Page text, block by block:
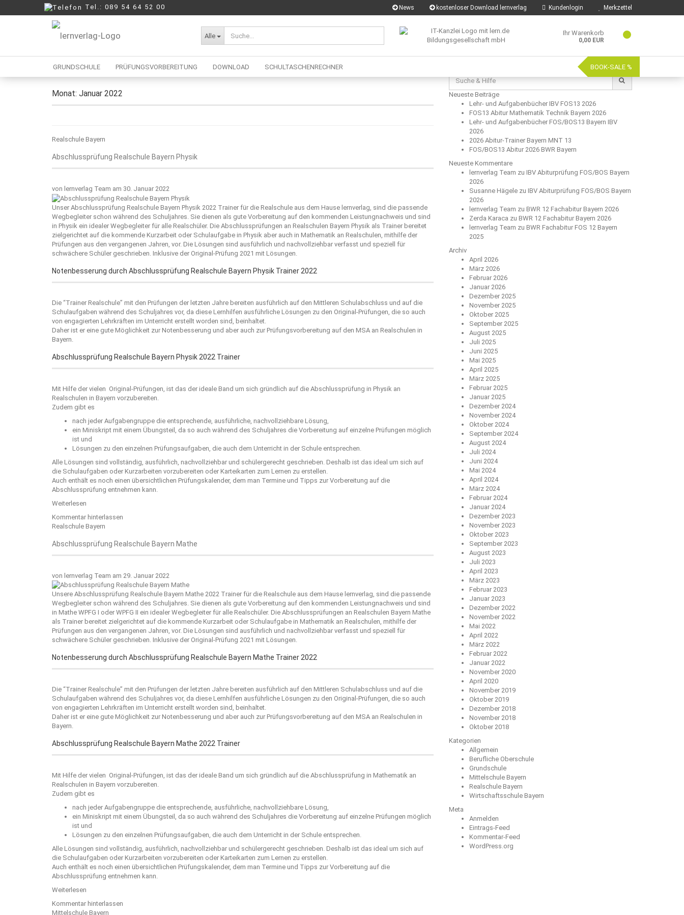
News kostenloser Download lernverlag Kundenlogin Merkzettel
Tel.: 089 54 64 52 00
Alle Ihr Warenkorb
0,00 EUR
GRUNDSCHULE PRÜFUNGSVORBEREITUNG
Berufliche Oberschule
DOWNLOAD SCHULTASCHENRECHNER BOOK-SALE %
lernverlag Blog
Monat: Januar 2022
Realschule Bayern
Abschlussprüfung Realschule Bayern Physik
von lernverlag Team am 30. Januar 2022
Unser Abschlussprüfung Realschule Bayern Physik 2022 Trainer für die Realschule aus dem Hause lernverlag , sind die passende
Wegbegleiter schon während des Schuljahres. Sie dienen als gute Vorbereitung auf den kommenden Leistungnachweis und sind
in Physik ein idealer Wegbegleiter für alle Realschüler. Die Abschlussprüfungen an Realschulen Bayern Physik als Trainer bereitet
zielgerichtet auf die kommende Kurzarbeit oder Schulaufgabe in Physik aber auch in Mathematik an Realschulen, mithilfe der
Prüfungen aus den vergangenen Jahren, vor. Die Lösungen sind ausführlich und nachvollziehbar verfasst und speziell für
schwächere Schüler geschrieben. Inklusive der Original-Prüfung 2021 mit Lösungen.
Notenbesserung durch Abschlussprüfung Realschule Bayern Physik Trainer 2022
Die “Trainer Realschule” mit den Prüfungen der letzten Jahre bereiten ausführlich auf den Mittleren Schulabschluss und auf die
Schulaufgaben während des Schuljahres vor, da diese Lernhilfen ausführliche Lösungen zu den Original-Prüfungen, die so auch
von engagierten Lehrkräften im Unterricht erstellt worden sind, beinhaltet.
Daher ist er eine gute Möglichkeit zur Notenbesserung und aber auch zur Prüfungsvorbereitung auf den MSA an Realschulen in
Bayern.
Abschlussprüfung Realschule Bayern Physik 2022 Trainer
Mit Hilfe der vielen Original-Prüfungen, ist das der ideale Band um sich gründlich auf die Abschlussprüfung in Physik an
Realschulen in Bayern vorzubereiten.
Zudem gibt es
nach jeder Aufgabengruppe die entsprechende, ausführliche, nachvollziehbare Lösung,
ein Miniskript mit einem Übungsteil, da so auch während des Schuljahres die Vorbereitung auf einzelne Prüfungen möglich
ist und
Lösungen zu den einzelnen Prüfungsaufgaben, die auch dem Unterricht in der Schule entsprechen.
Alle Lösungen sind vollständig, ausführlich, nachvollziehbar und schülergerecht geschrieben. Deshalb ist das ideal um sich auf
die Schulaufgaben oder Kurzarbeiten vorzubereiten oder Karteikarten zum Lernen zu erstellen.
Auch enthält es noch einen übersichtlichen Prüfungskalender, dem man Termine und Tipps zur Vorbereitung auf die
Abschlussprüfung entnehmen kann.
Weiterlesen
Kommentar hinterlassen
Realschule Bayern
Abschlussprüfung Realschule Bayern Mathe
von lernverlag Team am 29. Januar 2022
Unsere Abschlussprüfung Realschule Bayern Mathe 2022 Trainer für die Realschule aus dem Hause lernverlag, sind die passende
Wegbegleiter schon während des Schuljahres. Sie dienen als gute Vorbereitung auf den kommenden Leistungnachweis und sind
in Mathe WPFG I oder WPFG II ein idealer Wegbegleiter für alle Realschüler. Die Abschlussprüfungen an Realschulen Bayern Mathe
als Trainer bereitet zielgerichtet auf die kommende Kurzarbeit oder Schulaufgabe in Mathematik an Realschulen, mithilfe der
Prüfungen aus den vergangenen Jahren, vor. Die Lösungen sind ausführlich und nachvollziehbar verfasst und speziell für
schwächere Schüler geschrieben. Inklusive der Original-Prüfung 2021 mit Lösungen.
Notenbesserung durch Abschlussprüfung Realschule Bayern Mathe Trainer 2022
Die “Trainer Realschule” mit den Prüfungen der letzten Jahre bereiten ausführlich auf den Mittleren Schulabschluss und auf die
Schulaufgaben während des Schuljahres vor, da diese Lernhilfen ausführliche Lösungen zu den Original-Prüfungen, die so auch
von engagierten Lehrkräften im Unterricht erstellt worden sind, beinhaltet.
Daher ist er eine gute Möglichkeit zur Notenbesserung und aber auch zur Prüfungsvorbereitung auf den MSA an Realschulen in
Bayern.
Abschlussprüfung Realschule Bayern Mathe 2022 Trainer
Mit Hilfe der vielen Original-Prüfungen, ist das der ideale Band um sich gründlich auf die Abschlussprüfung in Mathematik an
Realschulen in Bayern vorzubereiten.
Zudem gibt es
nach jeder Aufgabengruppe die entsprechende, ausführliche, nachvollziehbare Lösung,
ein Miniskript mit einem Übungsteil, da so auch während des Schuljahres die Vorbereitung auf einzelne Prüfungen möglich
ist und
Lösungen zu den einzelnen Prüfungsaufgaben, die auch dem Unterricht in der Schule entsprechen.
Alle Lösungen sind vollständig, ausführlich, nachvollziehbar und schülergerecht geschrieben. Deshalb ist das ideal um sich auf
die Schulaufgaben oder Kurzarbeiten vorzubereiten oder Karteikarten zum Lernen zu erstellen.
Auch enthält es noch einen übersichtlichen Prüfungskalender, dem man Termine und Tipps zur Vorbereitung auf die
Abschlussprüfung entnehmen kann.
Weiterlesen
Kommentar hinterlassen
Mittelschule Bayern
für:
Neueste Beiträge
Lehr- und Aufgabenbücher IBV FOS13 2026
FOS13 Abitur Mathematik Technik Bayern 2026
Lehr- und Aufgabenbücher FOS/BOS13 Bayern IBV
2026
2026 Abitur-Trainer Bayern MNT 13
FOS/BOS13 Abitur 2026 BWR Bayern
Neueste Kommentare
lernverlag Team zu IBV Abiturprüfung FOS/BOS Bayern
2026
Susanne Hägele zu IBV Abiturprüfung FOS/BOS Bayern
2026
lernverlag Team zu BWR 12 Fachabitur Bayern 2026
Zerda Karaca zu BWR 12 Fachabitur Bayern 2026
lernverlag Team zu BWR Fachabitur FOS 12 Bayern
2025
Archiv
April 2026
März 2026
Februar 2026
Januar 2026
Dezember 2025
November 2025
Oktober 2025
September 2025
August 2025
Juli 2025
Juni 2025
Mai 2025
April 2025
März 2025
Februar 2025
Januar 2025
Dezember 2024
November 2024
Oktober 2024
September 2024
August 2024
Juli 2024
Juni 2024
Mai 2024
April 2024
März 2024
Februar 2024
Januar 2024
Dezember 2023
November 2023
Oktober 2023
September 2023
August 2023
Juli 2023
April 2023
März 2023
Februar 2023
Januar 2023
Dezember 2022
November 2022
Mai 2022
April 2022
März 2022
Februar 2022
Januar 2022
November 2020
April 2020
November 2019
Oktober 2019
Dezember 2018
November 2018
Oktober 2018
Kategorien
Allgemein
Berufliche Oberschule
Grundschule
Mittelschule Bayern
Realschule Bayern
Wirtschaftsschule Bayern
Meta
Anmelden
Eintrags-Feed
Kommentar-Feed
WordPress.org